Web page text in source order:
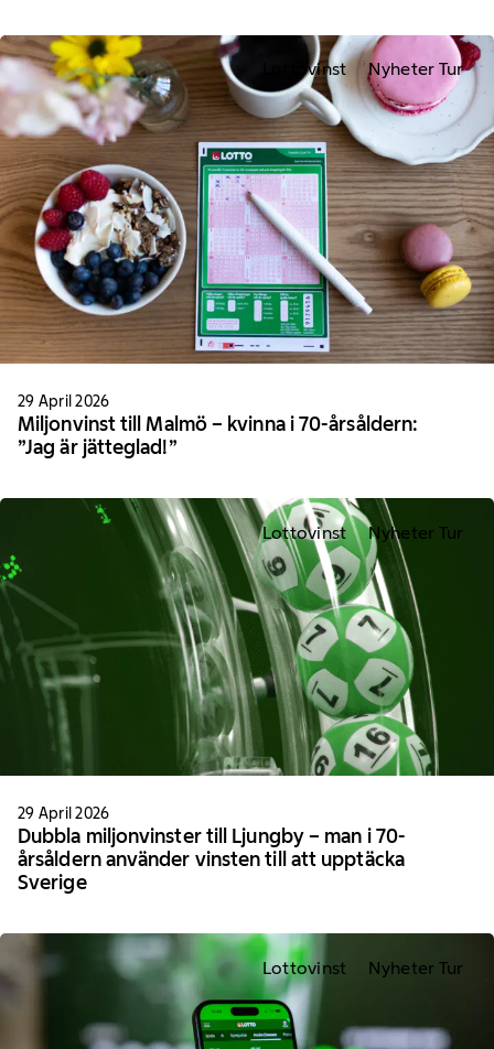
Lottovinst Nyheter Tur
29 April 2026
Miljonvinst till Malmö – kvinna i 70-årsåldern:
”Jag är jätteglad!”
Lottovinst Nyheter Tur
29 April 2026
Dubbla miljonvinster till Ljungby – man i 70-
årsåldern använder vinsten till att upptäcka
Sverige
Lottovinst Nyheter Tur